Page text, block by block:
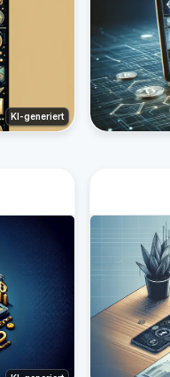
KI-generiert